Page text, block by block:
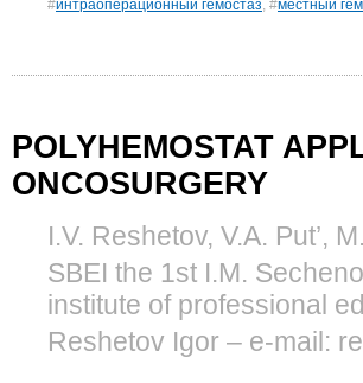
#интраоперационный гемостаз, #местный
POLYHEMOSTAT
ONCOSURGERY
I.V. Reshetov, V.A. Put’,
SBEI the 1st I.M.
institute of professional
Reshetov Igor – e-mail: